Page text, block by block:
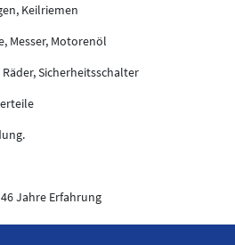
Keilriemen
Messer, Motorenöl
Sicherheitsschalter
Jahre Erfahrung